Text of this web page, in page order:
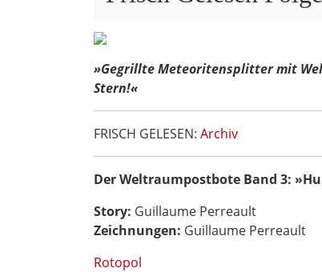
»Gegrillte Meteoritensplitter mit
Stern!«
FRISCH GELESEN: Archiv
Der Weltraumpostbote Band 3: »
Story: Guillaume Perreault
Zeichnungen: Guillaume Perreault
Rotopol